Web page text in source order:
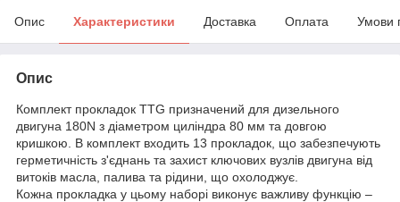
Опис Характеристики Доставка Оплата Умови
Опис
Комплект прокладок TTG призначений для дизельного
двигуна 180N з діаметром циліндра 80 мм та довгою
кришкою. В комплект входить 13 прокладок, що забезпечують
герметичність з'єднань та захист ключових вузлів двигуна від
витоків масла, палива та рідини, що охолоджує.
Кожна прокладка у цьому наборі виконує важливу функцію –